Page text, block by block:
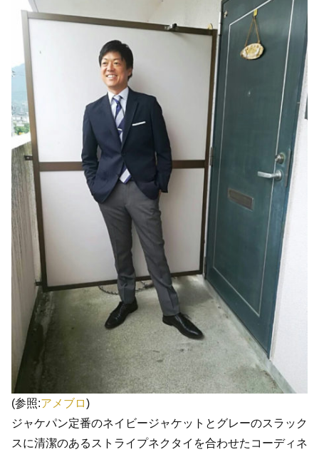
(参照:アメブロ)
ジャケパン定番のネイビージャケットとグレーのスラック
スに清潔のあるストライプネクタイを合わせたコーディネ